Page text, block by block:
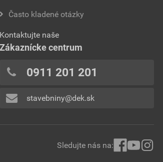
Často kladené otázky
Kontaktujte naše
Zákaznícke centrum
0911 201 201
stavebniny@dek.sk
Sledujte nás na: